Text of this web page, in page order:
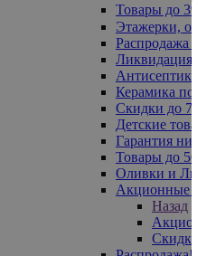
Товары до 399₽
Этажерки,
Распродажа
Ликвидация до -
Антисептики
Керамика по
Скидки до 70%
Детские товары
Гарантия
Товары до 500
Оливки и
Акционные
Назад
Скидка